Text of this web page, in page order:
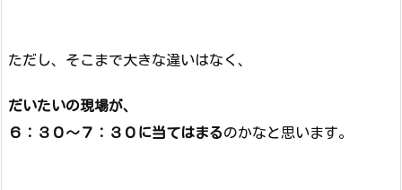
ただし、そこまで大きな違いはなく、
だいたいの現場が、
６：３０～７：３０に当てはまるのかなと思います。